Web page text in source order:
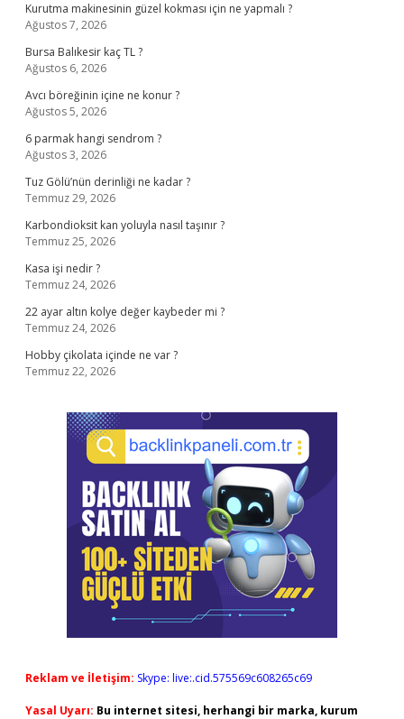
Kurutma makinesinin güzel kokması için ne yapmalı ?
Ağustos 7, 2026
Bursa Balıkesir kaç TL ?
Ağustos 6, 2026
Avcı böreğinin içine ne konur ?
Ağustos 5, 2026
6 parmak hangi sendrom ?
Ağustos 3, 2026
Tuz Gölü’nün derinliği ne kadar ?
Temmuz 29, 2026
Karbondioksit kan yoluyla nasıl taşınır ?
Temmuz 25, 2026
Kasa işi nedir ?
Temmuz 24, 2026
22 ayar altın kolye değer kaybeder mi ?
Temmuz 24, 2026
Hobby çikolata içinde ne var ?
Temmuz 22, 2026
Reklam ve İletişim: Skype: live:.cid.575569c608265c69
Yasal Uyarı: Bu internet sitesi, herhangi bir marka, kurum